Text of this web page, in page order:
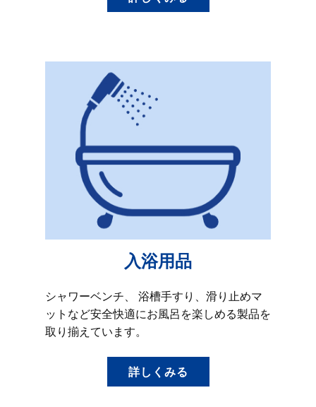
入浴用品
シャワーベンチ、 浴槽手すり、滑り止めマ
ットなど安全快適にお風呂を楽しめる製品を
取り揃えています。
詳しくみる